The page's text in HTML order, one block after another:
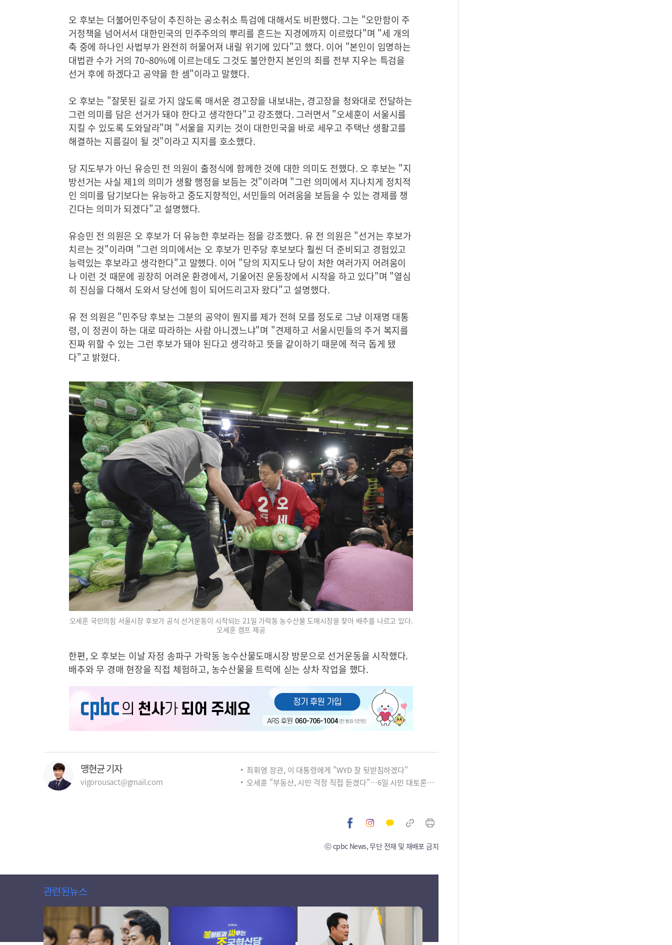
오 후보는 더불어민주당이 추진하는 공소취소 특검에 대해서도 비판했다. 그는 "오만함이 주
거정책을 넘어서서 대한민국의 민주주의의 뿌리를 흔드는 지경에까지 이르렀다"며 "세 개의
축 중에 하나인 사법부가 완전히 허물어져 내릴 위기에 있다"고 했다. 이어 "본인이 임명하는
대법관 수가 거의 70~80%에 이르는데도 그것도 불안한지 본인의 죄를 전부 지우는 특검을
선거 후에 하겠다고 공약을 한 셈"이라고 말했다.
오 후보는 "잘못된 길로 가지 않도록 매서운 경고장을 내보내는, 경고장을 청와대로 전달하는
그런 의미를 담은 선거가 돼야 한다고 생각한다"고 강조했다. 그러면서 "오세훈이 서울시를
지킬 수 있도록 도와달라"며 "서울을 지키는 것이 대한민국을 바로 세우고 주택난 생활고를
해결하는 지름길이 될 것"이라고 지지를 호소했다.
당 지도부가 아닌 유승민 전 의원이 출정식에 함께한 것에 대한 의미도 전했다. 오 후보는 "지
방선거는 사실 제1의 의미가 생활 행정을 보듬는 것"이라며 "그런 의미에서 지나치게 정치적
인 의미를 담기보다는 유능하고 중도지향적인, 서민들의 어려움을 보듬을 수 있는 경제를 챙
긴다는 의미가 되겠다"고 설명했다.
유승민 전 의원은 오 후보가 더 유능한 후보라는 점을 강조했다. 유 전 의원은 "선거는 후보가
치르는 것"이라며 "그런 의미에서는 오 후보가 민주당 후보보다 훨씬 더 준비되고 경험있고
능력있는 후보라고 생각한다"고 말했다. 이어 "당의 지지도나 당이 처한 여러가지 어려움이
나 이런 것 때문에 굉장히 어려운 환경에서, 기울어진 운동장에서 시작을 하고 있다"며 "열심
히 진심을 다해서 도와서 당선에 힘이 되어드리고자 왔다"고 설명했다.
유 전 의원은 "민주당 후보는 그분의 공약이 뭔지를 제가 전혀 모를 정도로 그냥 이재명 대통
령, 이 정권이 하는 대로 따라하는 사람 아니겠느냐"며 "견제하고 서울시민들의 주거 복지를
진짜 위할 수 있는 그런 후보가 돼야 된다고 생각하고 뜻을 같이하기 때문에 적극 돕게 됐
다"고 밝혔다.
오세훈 국민의힘 서울시장 후보가 공식 선거운동이 시작되는 21일 가락동 농수산물 도매시장을 찾아 배추를 나르고 있다.
오세훈 캠프 제공
한편, 오 후보는 이날 자정 송파구 가락동 농수산물도매시장 방문으로 선거운동을 시작했다.
배추와 무 경매 현장을 직접 체험하고, 농수산물을 트럭에 싣는 상차 작업을 했다.
맹현균 기자
vigorousact@gmail.com
최휘영 장관, 이 대통령에게 "WYD 잘 뒷받침하겠다"
오세훈 "부동산, 시민 걱정 직접 듣겠다"…6일 시민 대토론회 개최
ⓒ cpbc News, 무단 전재 및 재배포 금지
관련된뉴스